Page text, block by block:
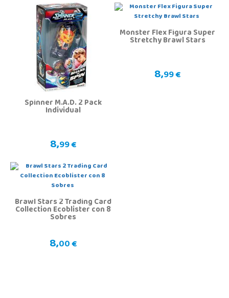
Spinner M.A.D. 2 Pack
Individual
8,99 €
Monster Flex Figura Super
Stretchy Brawl Stars
8,99 €
Brawl Stars 2 Trading Card
Collection Ecoblister con 8
Sobres
8,00 €